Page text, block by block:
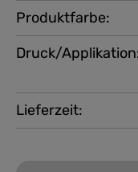
Produktfarbe:
Druck/
Lieferzeit: